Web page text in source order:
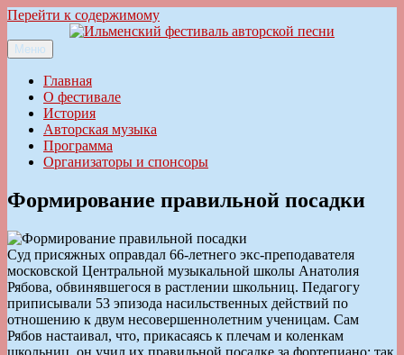
Перейти к содержимому
Ильменский фестиваль авторской песни
Меню
Главная
О фестивале
История
Авторская музыка
Программа
Организаторы и спонсоры
Формирование правильной посадки
Суд присяжных оправдал 66-летнего экс-преподавателя
московской Центральной музыкальной школы Анатолия
Рябова, обвинявшегося в растлении школьниц. Педагогу
приписывали 53 эпизода насильственных действий по
отношению к двум несовершеннолетним ученицам. Сам
Рябов настаивал, что, прикасаясь к плечам и коленкам
школьниц, он учил их правильной посадке за фортепиано: так